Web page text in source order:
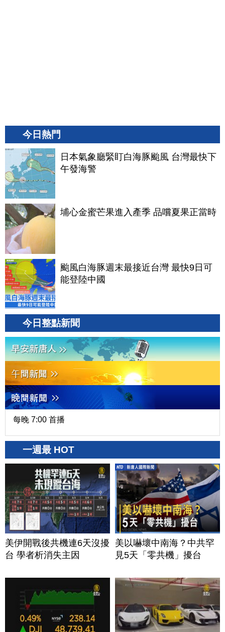
今日熱門
日本氣象廳緊盯白海豚颱風 台灣最快下
午發海警
埔心金蜜芒果進入產季 品嚐夏果正當時
颱風白海豚週末最接近台灣 最快9日可
能登陸中國
今日整點新聞
每晚 7:00 首播
一週最 HOT
美伊開戰後共機連6天沒擾
台 學者析消失主因
美以嚇壞中南海？中共罕
見5天「零共機」擾台